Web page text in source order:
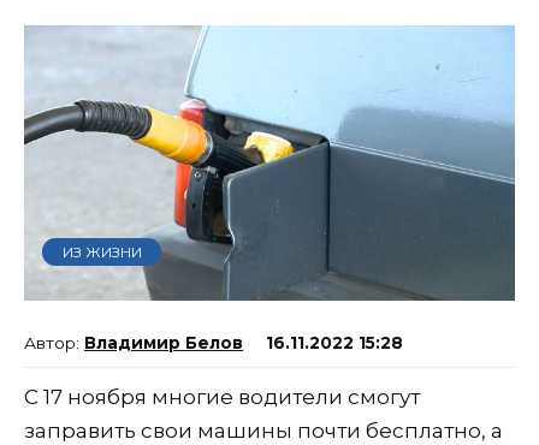
ИЗ ЖИЗНИ
Владимир Белов 16.11.2022 15:28
С 17 ноября многие водители смогут
заправить свои машины почти бесплатно, а